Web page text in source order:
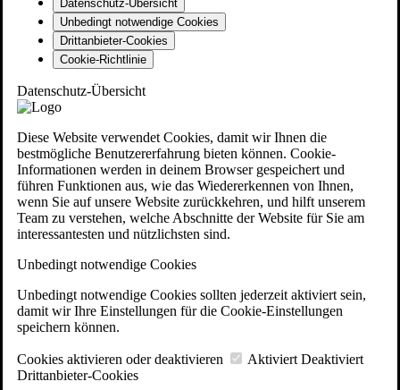
Datenschutz-Übersicht
Unbedingt notwendige Cookies
Drittanbieter-Cookies
Cookie-Richtlinie
Datenschutz-Übersicht
Diese Website verwendet Cookies, damit wir Ihnen die
bestmögliche Benutzererfahrung bieten können. Cookie-
Informationen werden in deinem Browser gespeichert und
führen Funktionen aus, wie das Wiedererkennen von Ihnen,
wenn Sie auf unsere Website zurückkehren, und hilft unserem
Team zu verstehen, welche Abschnitte der Website für Sie am
interessantesten und nützlichsten sind.
Unbedingt notwendige Cookies
Unbedingt notwendige Cookies sollten jederzeit aktiviert sein,
damit wir Ihre Einstellungen für die Cookie-Einstellungen
speichern können.
Cookies aktivieren oder deaktivieren Aktiviert Deaktiviert
Drittanbieter-Cookies